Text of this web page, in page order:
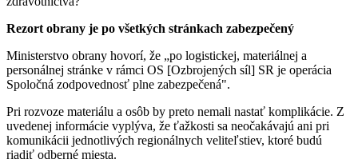
Rezort obrany je po všetkých stránkach zabezpečený
Ministerstvo obrany hovorí, že „po logistickej, materiálnej a
personálnej stránke v rámci OS [Ozbrojených síl] SR je operácia
Spoločná zodpovednosť plne zabezpečená".
Pri rozvoze materiálu a osôb by preto nemali nastať komplikácie. Z
uvedenej informácie vyplýva, že ťažkosti sa neočakávajú ani pri
komunikácii jednotlivých regionálnych veliteľstiev, ktoré budú
riadiť odberné miesta.